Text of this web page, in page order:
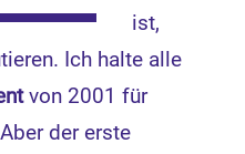
ist,
Ich halte alle
von 2001 für
der erste